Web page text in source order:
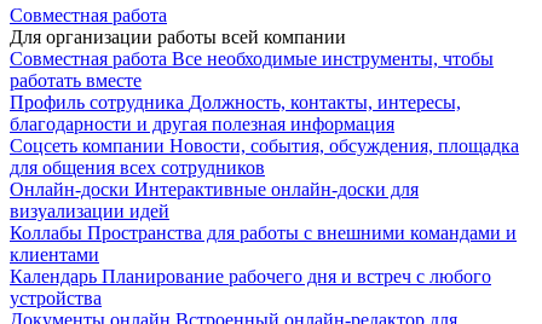
Совместная работа
Для организации работы всей компании
Совместная работа Все необходимые инструменты, чтобы
работать вместе
Профиль сотрудника Должность, контакты, интересы,
благодарности и другая полезная информация
Соцсеть компании Новости, события, обсуждения, площадка
для общения всех сотрудников
Онлайн-доски Интерактивные онлайн-доски для
визуализации идей
Коллабы Пространства для работы с внешними командами и
клиентами
Календарь Планирование рабочего дня и встреч с любого
устройства
Документы онлайн Встроенный онлайн-редактор для